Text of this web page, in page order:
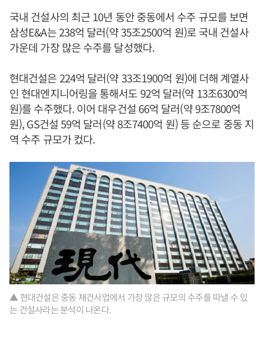
국내 건설사의 최근 10년 동안 중동에서 수주 규모를 보면
삼성E&A는 238억 달러(약 35조2500억 원)로 국내 건설사
가운데 가장 많은 수주를 달성했다.
현대건설은 224억 달러(약 33조1900억 원)에 더해 계열사
인 현대엔지니어링을 통해서도 92억 달러(약 13조6300억
원)를 수주했다. 이어 대우건설 66억 달러(약 9조7800억
원), GS건설 59억 달러(약 8조7400억 원) 등 순으로 중동 지
역 수주 규모가 컸다.
▲ 현대건설은 중동 재건사업에서 가장 많은 규모의 수주를 따낼 수 있
는 건설사라는 분석이 나온다.